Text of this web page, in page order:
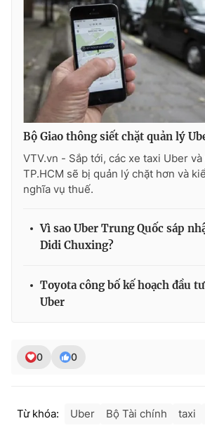
Ðiện thoại Thời báo VTV:024.66 897 897
toasoan@vtv.vn
Liên hệ quảng cáo:024-7300.7108
® Cấm sao chép dưới mọi hình thức nếu
Bộ Giao thông siết chặt quản lý
VTV.vn - Sắp tới, các xe taxi Uber và
TP.HCM sẽ bị quản lý chặt hơn và
nghĩa vụ thuế.
Vì sao Uber Trung Quốc sáp
Didi Chuxing?
Toyota công bố kế hoạch đầu
Uber
0 0
Từ khóa: Uber Bộ Tài chính taxi